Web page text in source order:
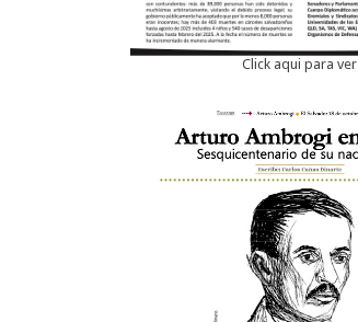
Click aqui para ver